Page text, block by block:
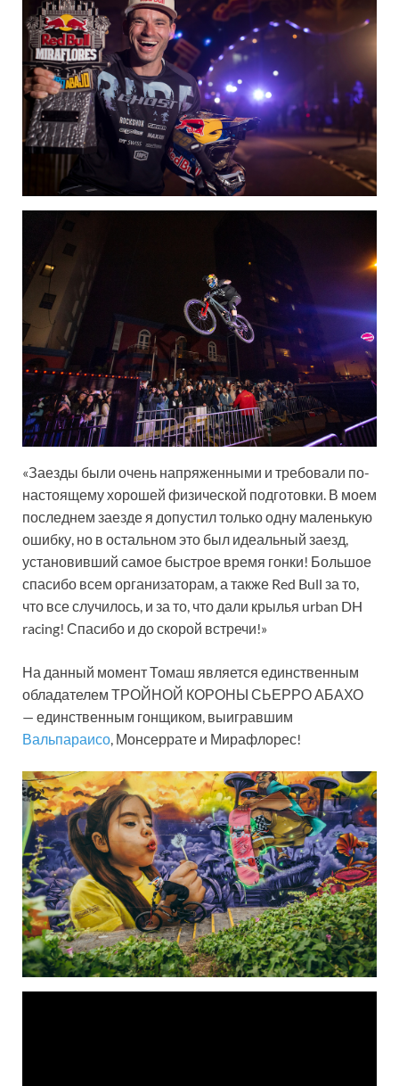
«Заезды были очень напряженными и требовали по-
настоящему хорошей физической подготовки. В моем
последнем заезде я допустил только одну маленькую
ошибку, но в остальном это был идеальный заезд,
установивший самое быстрое время гонки! Большое
спасибо всем организаторам, а также Red Bull за то,
что все случилось, и за то, что дали крылья urban DH
racing! Спасибо и до скорой встречи!»
На данный момент Томаш является единственным
обладателем ТРОЙНОЙ КОРОНЫ СЬЕРРО АБАХО
— единственным гонщиком, выигравшим
Вальпараисо, Монсеррате и Мирафлорес!